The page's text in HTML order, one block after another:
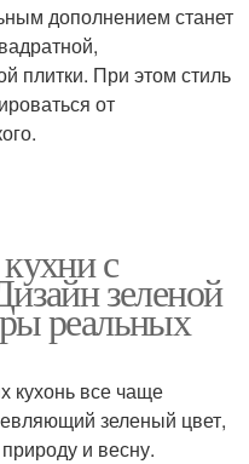
дополнением станет
плитки. При этом стиль
от
с
зеленой
реальных
кухонь все чаще
зеленый цвет,
и весну.